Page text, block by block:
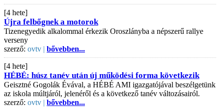
[4 hete]
Újra felbőgnek a motorok
Tizenegyedik alkalommal érkezik Oroszlányba a népszerű rallye
verseny
szerző: ovtv | bővebben...
[4 hete]
HÉBÉ: húsz tanév után új működési forma következik
Geisztné Gogolák Évával, a HÉBÉ AMI igazgatójával beszélgetünk
az iskola múltjáról, jelenéről és a következő tanév változásairól.
szerző: ovtv | bővebben...